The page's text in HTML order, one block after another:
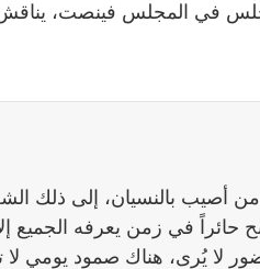
في المجلس فينصت، يناقش،
من أصيب بالنسيان، إلى ذلك
حائراً في زمن يعرفه الجميع
لا يُرى، هناك صمود يومي لا